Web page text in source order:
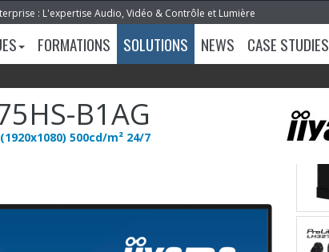
: L'expertise Audio, Vidéo & Contrôle et Lumière
FORMATIONS SOLUTIONS NEWS CASE STUDIES
B1AG
500cd/m² 24/7